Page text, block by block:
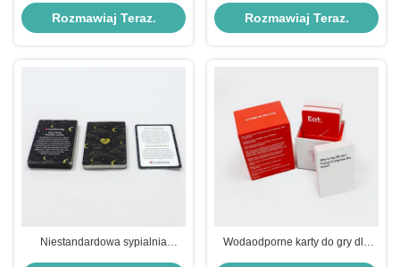
wystrzelonym szkłem
Rozmawiaj Teraz. Rozmawiaj Teraz.
Niestandardowa sypialnia
Wodaodporne karty do gry dla